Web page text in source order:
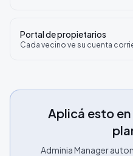
Portal de propietarios
Cada vecino ve su cuenta
Aplicá esto
Adminia Manager